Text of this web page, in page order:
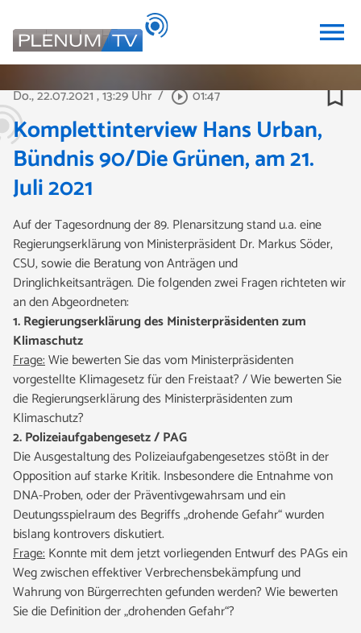
menu
Do., 22.07.2021, 13:29 Uhr / play_circle_outline01:47 bookmark_border
Komplettinterview Hans Urban,
Bündnis 90/Die Grünen, am 21.
Juli 2021
Auf der Tagesordnung der 89. Plenarsitzung stand u.a. eine
Regierungserklärung von Ministerpräsident Dr. Markus Söder,
CSU, sowie die Beratung von Anträgen und
Dringlichkeitsanträgen. Die folgenden zwei Fragen richteten wir
an den Abgeordneten:
1. Regierungserklärung des Ministerpräsidenten zum
Klimaschutz
Frage:Wie bewerten Sie das vom Ministerpräsidenten
vorgestellte Klimagesetz für den Freistaat? / Wie bewerten Sie
die Regierungserklärung des Ministerpräsidenten zum
Klimaschutz?
2. Polizeiaufgabengesetz / PAG
Die Ausgestaltung des Polizeiaufgabengesetzes stößt in der
Opposition auf starke Kritik. Insbesondere die Entnahme von
DNA-Proben, oder der Präventivgewahrsam und ein
Deutungsspielraum des Begriffs „drohende Gefahr“ wurden
bislang kontrovers diskutiert.
Frage:Konnte mit dem jetzt vorliegenden Entwurf des PAGs ein
Weg zwischen effektiver Verbrechensbekämpfung und
Wahrung von Bürgerrechten gefunden werden? Wie bewerten
Sie die Definition der „drohenden Gefahr“?